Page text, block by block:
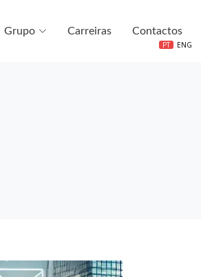
Grupo Carreiras Contactos
PT ENG